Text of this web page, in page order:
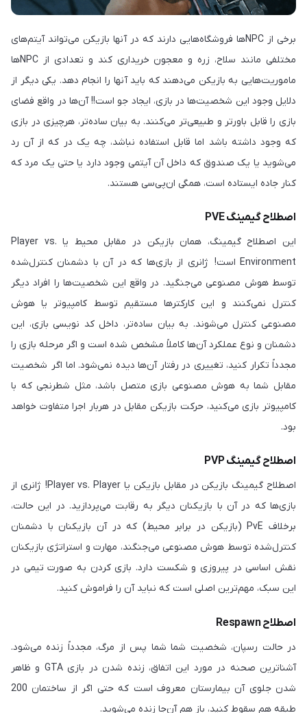
برخی از NPCها فروشگاه‌هایی دارند که در آنها بازیکن می‌تواند آیتم‌های
مختلفی مانند سلاح، زره و معجون خریداری کند و تعدادی از NPCها
ماموریت‌هایی به بازیکن می‌دهند که باید آنها را انجام دهد. یکی دیگر از
دلایل وجود این شخصیت‌ها در بازی، ایجاد جو است!! آن‌ها در واقع فضای
بازی را قابل باورتر و طبیعی‌تر می‌کنند. به بیان ساده‌تر، هرچیزی در بازی
که وجود داشته باشد اما قابل استفاده نباشد، چه یک در که از آن رد
می‌شوید یا یک صندوق که داخل آن آیتمی وجود دارد یا حتی یک مرد که
کنار جاده ایستاده است، همگی ان‌پی‌سی هستند.
اصطلاح گیمینگ PVE
این اصطلاح گیمینگ، همان بازیکن در مقابل محیط یا Player vs.
Environment است! ژانری از بازی‌ها که در آن با دشمنان کنترل‌شده
توسط هوش مصنوعی می‌جنگید. در واقع این شخصیت‌ها را افراد دیگر
کنترل نمی‌کنند و این کارکترها مستقیم توسط کامپیوتر یا هوش
مصنوعی کنترل می‌شوند. به بیان ساده‌تر، داخل کد نویسی بازی، این
دشمنان و نوع عملکرد آن‌ها کاملاً مشخص شده است و اگر مرحله بازی را
مجدداً تکرار کنید، تغییری در رفتار آن‌ها دیده نمی‌شود. اما اگر شخصیت
مقابل شما به هوش مصنوعی بازی متصل باشد، مثل شطرنجی که با
کامپیوتر بازی می‌کنید، حرکت بازیکن مقابل در هربار اجرا متفاوت خواهد
بود.
اصطلاح گیمینگ PVP
اصطلاح گیمینگ بازیکن در مقابل بازیکن یا Player vs. Player! ژانری از
بازی‌ها که در آن با بازیکنان دیگر به رقابت می‌پردازید. در این حالت،
برخلاف PvE (بازیکن در برابر محیط) که در آن بازیکنان با دشمنان
کنترل‌شده توسط هوش مصنوعی می‌جنگند، مهارت و استراتژی بازیکنان
نقش اساسی در پیروزی و شکست دارد. بازی کردن به صورت تیمی در
این سبک، مهم‌ترین اصلی است که نباید آن را فراموش کنید.
اصطلاح Respawn
در حالت رسپان، شخصیت شما شما پس از مرگ، مجدداً زنده می‌شود.
آشناترین صحنه در مورد این اتفاق، زنده شدن در بازی GTA و ظاهر
شدن جلوی آن بیمارستان معروف است که حتی اگر از ساختمان 200
طبقه هم سقوط کنید، باز هم آن‌جا زنده می‌شوید.